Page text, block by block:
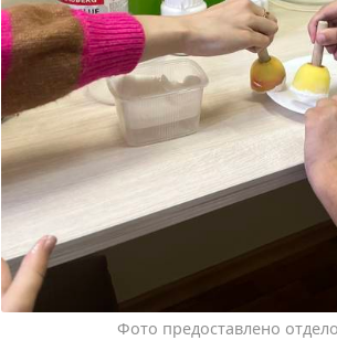
Фото предоставлено